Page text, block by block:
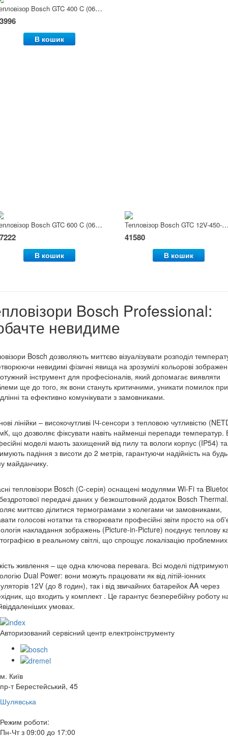
Тепловізор Bosch GTC 400 C (0601083101)
В кошик
Тепловізор Bosch GTC 600 C (0601083500)
В кошик
Тепловізор Bosch GTC 12V-
41580
В кошик
Bosch Professional:
невидиме
Bosch дозволяють миттєво візуалізувати розподіл
невидимі фізичні явища на зрозумілі кольорові
інструмент для професіоналів, який допомагає виявляти
ще до того, як вони стануть критичними, уникати помилок при
та ефективно комунікувати з замовниками.
лінійки – високочутливі ІЧ-сенсори з тепловою чутливістю
що дозволяє фіксувати навіть найменші перепади температур.
моделі мають захищений від пилу та вологи корпус (IP54) та
падіння з висоти до 2 метрів, гарантуючи надійність на
майданчику.
тепловізори Bosch (C-серія) оснащені модулями Wi-Fi та
передачі даних у безкоштовний додаток Bosch
миттєво ділитися термограмами з колегами чи замовниками,
голосові нотатки та створювати професійні звіти просто на
накладання зображень (Picture-in-Picture) поєднує теплову
в реальному світлі, що спрощує локалізацію
живлення – ще одна ключова перевага. Всі моделі
Dual Power: вони можуть працювати як від літій-іонних
12V (до 8 годин), так і від звичайних батарейок AA через
що входить у комплект . Це гарантує безперебійну роботу
умовах.
Авторизований сервісний центр електроінструменту
м. Київ
пр-т Берестейський, 45
Шулявська
Режим роботи:
Пн-Чт з 09:00 до 17:00